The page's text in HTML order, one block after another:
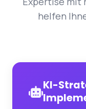
helfen
KI-